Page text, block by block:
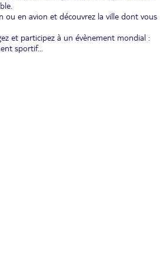
ou en avion et découvrez la ville dont vous
et participez à un évènement mondial :
sportif...